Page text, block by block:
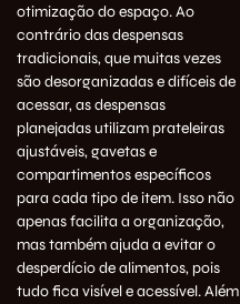
otimização do espaço. Ao
contrário das despensas
tradicionais, que muitas vezes
são desorganizadas e difíceis de
acessar, as despensas
planejadas utilizam prateleiras
ajustáveis, gavetas e
compartimentos específicos
para cada tipo de item. Isso não
apenas facilita a organização,
mas também ajuda a evitar o
desperdício de alimentos, pois
tudo fica visível e acessível. Além